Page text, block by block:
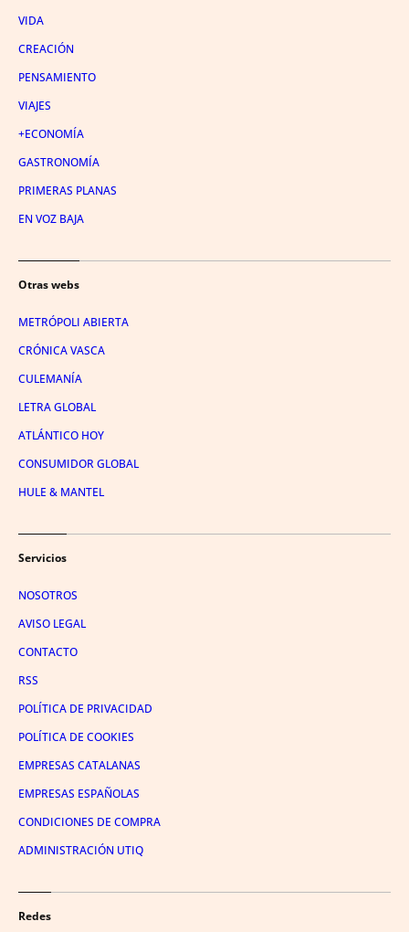
VIDA
CREACIÓN
PENSAMIENTO
VIAJES
+ECONOMÍA
GASTRONOMÍA
PRIMERAS PLANAS
EN VOZ BAJA
Otras webs
METRÓPOLI ABIERTA
CRÓNICA VASCA
CULEMANÍA
LETRA GLOBAL
ATLÁNTICO HOY
CONSUMIDOR GLOBAL
HULE & MANTEL
Servicios
NOSOTROS
AVISO LEGAL
CONTACTO
RSS
POLÍTICA DE PRIVACIDAD
POLÍTICA DE COOKIES
EMPRESAS CATALANAS
EMPRESAS ESPAÑOLAS
CONDICIONES DE COMPRA
ADMINISTRACIÓN UTIQ
Redes